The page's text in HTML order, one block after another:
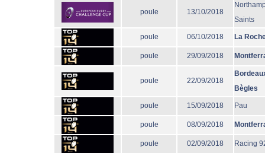
poule 13/10/2018
Saints
poule 06/10/2018 La
poule 29/09/2018
poule 22/09/2018
Bègles
poule 15/09/2018 Pau
poule 08/09/2018
poule 02/09/2018 Racing